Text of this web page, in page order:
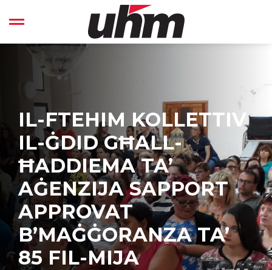
Open left Panel
IL-FTEHIM KOLLETTIV
IL-ĠDID GĦALL-
ĦADDIEMA TA’
AĠENZIJA SAPPORT
APPROVAT
B’MAĠĠORANZA TA’
85 FIL-MIJA